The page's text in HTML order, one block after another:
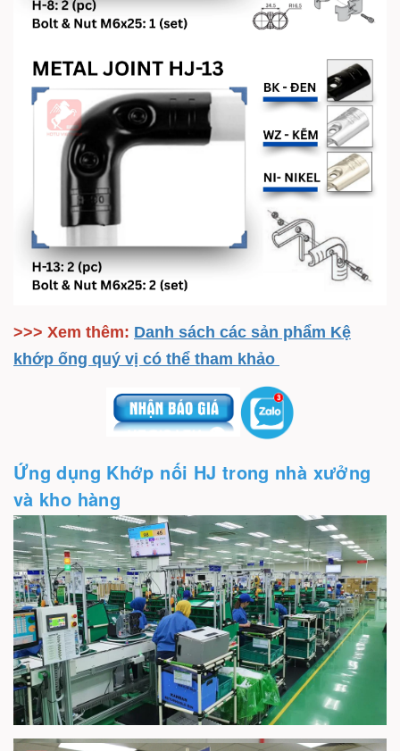
>>> Xem thêm: Danh sách các sản phẩm Kệ
khớp ống quý vị có thể tham khảo
Ứng dụng Khớp nối HJ trong nhà xưởng
và kho hàng